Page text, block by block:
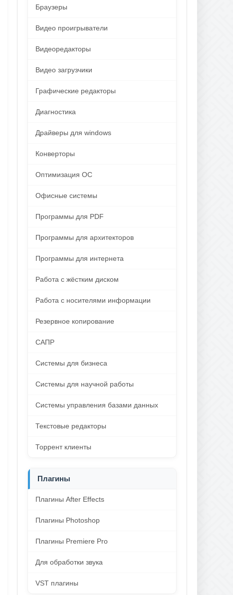
Браузеры
Видео проигрыватели
Видеоредакторы
Видео загрузчики
Графические редакторы
Диагностика
Драйверы для windows
Конверторы
Оптимизация ОС
Офисные системы
Программы для PDF
Программы для архитекторов
Программы для интернета
Работа с жёстким диском
Работа с носителями информации
Резервное копирование
САПР
Системы для бизнеса
Системы для научной работы
Системы управления базами данных
Текстовые редакторы
Торрент клиенты
Плагины
Плагины After Effects
Плагины Photoshop
Плагины Premiere Pro
Для обработки звука
VST плагины